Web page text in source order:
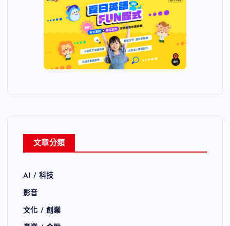
文章分類
AI / 科技
影音
文化 / 創業